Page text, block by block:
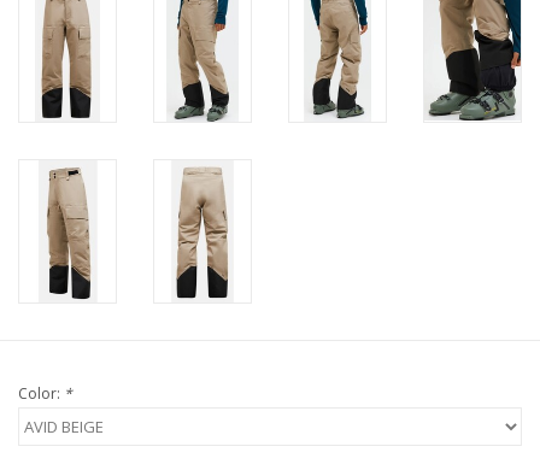
Color: *